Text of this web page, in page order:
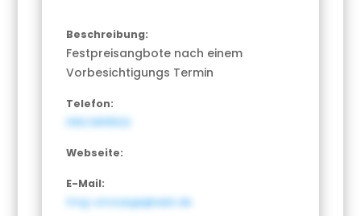
Beschreibung:
Festpreisangbote nach einem
Vorbesichtigungs Termin
Telefon:
0162 6819522
Webseite:
E-Mail:
tmg-umzuege@web.de